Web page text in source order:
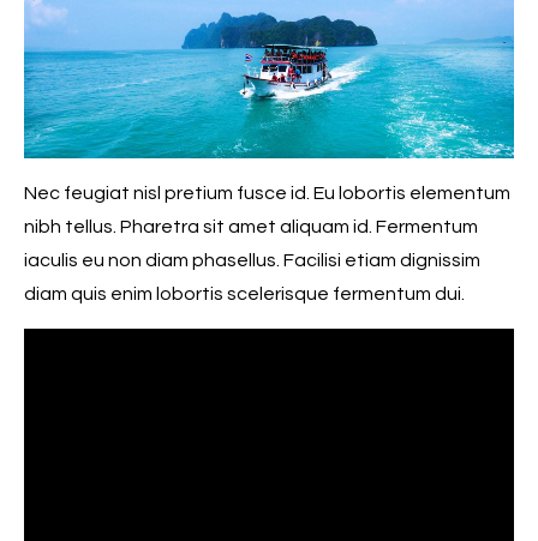
Nec feugiat nisl pretium fusce id. Eu lobortis elementum
nibh tellus. Pharetra sit amet aliquam id. Fermentum
iaculis eu non diam phasellus. Facilisi etiam dignissim
diam quis enim lobortis scelerisque fermentum dui.